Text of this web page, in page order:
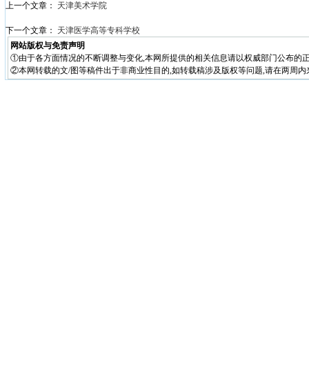
上一个文章： 天津美术学院
下一个文章：
天津医学高等专科学校
网站版权与免责声明
①由于各方面情况的不断调整与变化,本网所提供的相关信息请以权威部门公布的
②本网转载的文/图等稿件出于非商业性目的,如转载稿涉及版权等问题,请在两周内